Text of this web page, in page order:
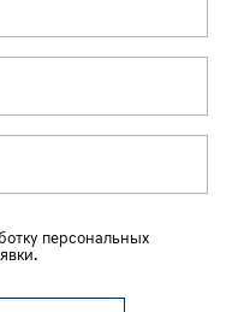
персональных